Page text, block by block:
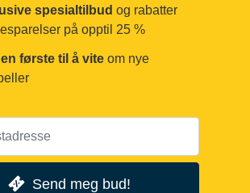
spesialtilbud og rabatter
på opptil 25 %
første til å vite om nye
Send meg bud!